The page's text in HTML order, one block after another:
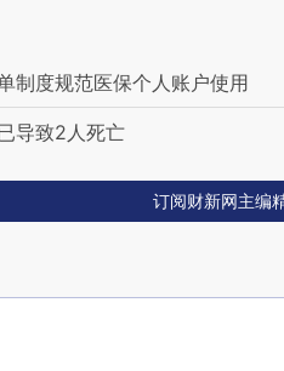
关联
费”
制度规范医保个人账户使用
导致2人死亡
订阅财新网主编